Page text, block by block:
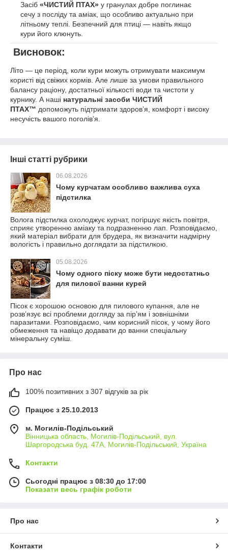
Засіб «ЧИСТИЙ ПТАХ» у гранулах добре поглинає
сечу з посліду та аміак, що особливо актуально при
літньому теплі. Безпечний для птиці — навіть якщо
кури його клюнуть.
Висновок:
Літо — це період, коли кури можуть отримувати максимум
користі від свіжих кормів. Але лише за умови правильного
балансу раціону, достатньої кількості води та чистоти у
курнику. А наші натуральні засоби ЧИСТИЙ
ПТАХ™ допоможуть підтримати здоров’я, комфорт і високу
несучість вашого поголів’я.
Інші статті рубрики
06.08.2026
Чому курчатам особливо важлива суха
підстилка
Волога підстилка охолоджує курчат, погіршує якість повітря,
сприяє утворенню аміаку та подразненню лап. Розповідаємо,
який матеріал вибрати для брудера, як визначити надмірну
вологість і правильно доглядати за підстилкою.
05.08.2026
Чому одного піску може бути недостатньо
для пилової ванни курей
Пісок є хорошою основою для пилового купання, але не
розв’язує всі проблеми догляду за пір’ям і зовнішніми
паразитами. Розповідаємо, чим корисний пісок, у чому його
обмеження та навіщо додавати до ванни спеціальну
мінеральну суміш.
Про нас
100% позитивних з 307 відгуків за рік
Працює з 25.10.2013
м. Могилів-Подільський
Вінницька область, Могилів-Подільський, вул.
Шаргородська буд. 47А, Могилів-Подільський, Україна
Контакти
Сьогодні працює з 08:30 до 17:00
Показати весь графік роботи
Про нас
Контакти